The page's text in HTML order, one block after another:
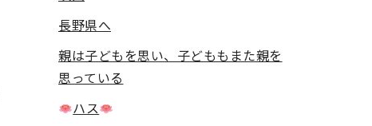
長野県へ
親は子どもを思い、子どももまた親を
思っている
ハス